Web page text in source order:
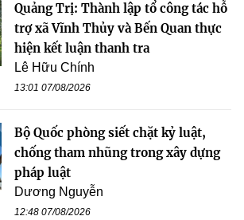
Quảng Trị: Thành lập tổ công tác hỗ
trợ xã Vĩnh Thủy và Bến Quan thực
hiện kết luận thanh tra
Lê Hữu Chính
13:01 07/08/2026
Bộ Quốc phòng siết chặt kỷ luật,
chống tham nhũng trong xây dựng
pháp luật
Dương Nguyễn
12:48 07/08/2026